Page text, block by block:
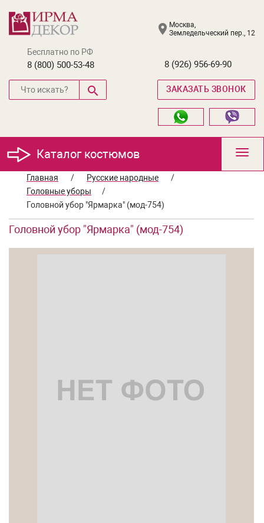
Москва,
Земледельческий пер., 12
Бесплатно по РФ
8 (800) 500-53-48 8 (926) 956-69-90
ЗАКАЗАТЬ ЗВОНОК
Каталог костюмов
Главная
/ Русские народные
/
Головные уборы
/
Головной убор "Ярмарка" (мод-754)
Головной убор "Ярмарка" (мод-754)